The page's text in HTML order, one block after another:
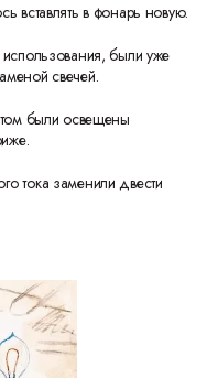
вставлять в фонарь новую.
были уже
свечей.
были освещены
тока заменили двести